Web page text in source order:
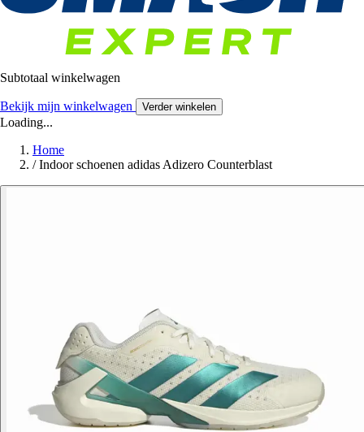
Subtotaal winkelwagen
Bekijk mijn winkelwagen Verder winkelen
Loading...
Home
/ Indoor schoenen adidas Adizero Counterblast